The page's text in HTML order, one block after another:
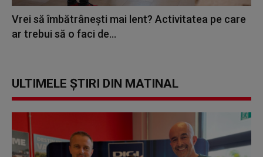
Vrei să îmbătrânești mai lent? Activitatea pe care
ar trebui să o faci de...
ULTIMELE ȘTIRI DIN MATINAL